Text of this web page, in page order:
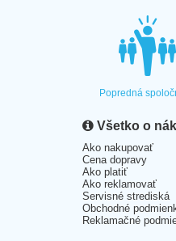
Popredná
Všetko o
Ako nakupovať
Cena dopravy
Ako platiť
Ako reklamovať
Servisné strediská
Obchodné
Reklamačné